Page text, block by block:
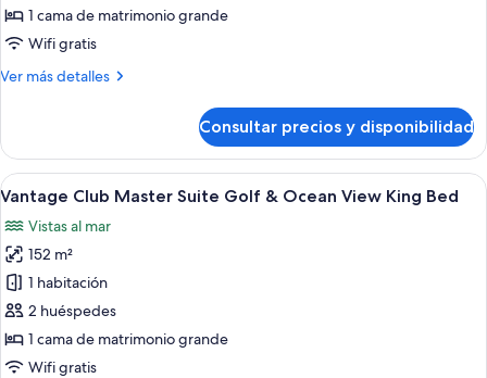
Club
Master
Bay
Bed
1 cama de matrimonio grande
Wifi gratis
Ver más detalles
Más
Club
Master
Suite
View
King
Bed
Consultar precios y disponibilidad
Abrir
todas
las
fotos
de
Vantage
Club
Master
Una habitación de hotel moderna
4
Vantage Club Master Suite Golf & Ocean View King Bed
Vistas al mar
152 m²
1 habitación
2 huéspedes
1 cama de matrimonio grande
Wifi gratis